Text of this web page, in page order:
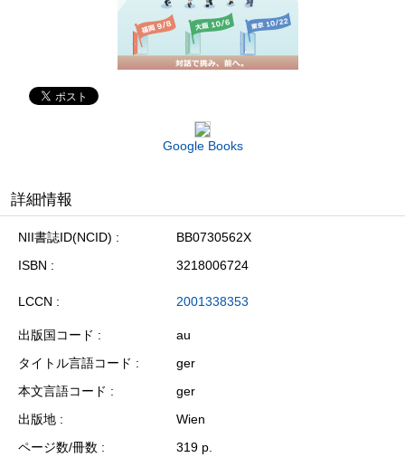
Google Books
詳細情報
NII書誌ID(NCID)
BB0730562X
ISBN
3218006724
LCCN 2001338353
出版国コード
au
タイトル言語コード
ger
本文言語コード
ger
出版地
Wien
ページ数/冊数
319 p.